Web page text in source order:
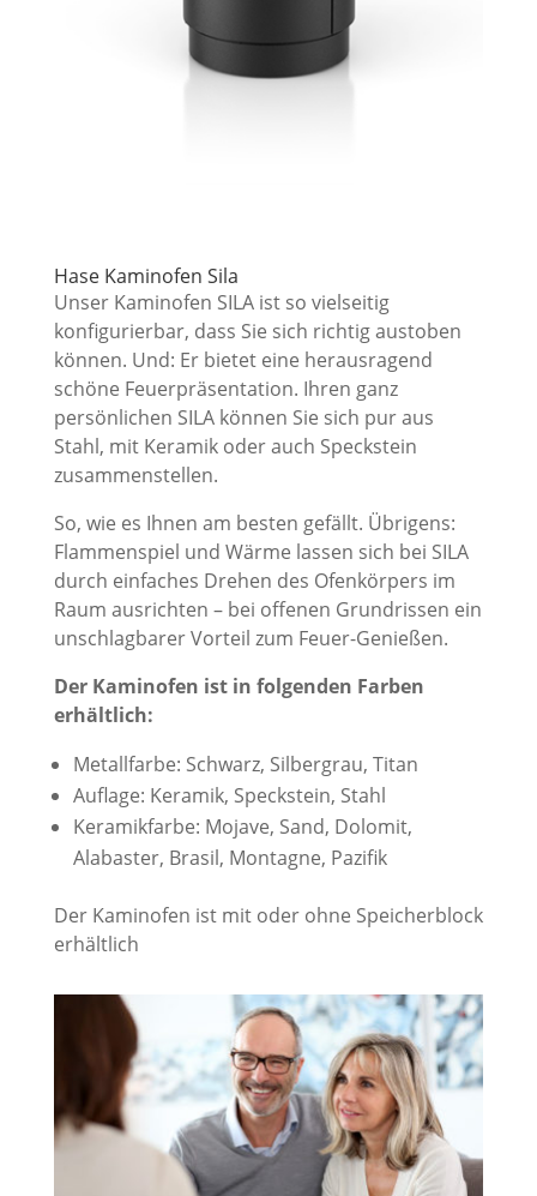
Hase Kaminofen Sila
Unser Kaminofen SILA ist so vielseitig
konfigurierbar, dass Sie sich richtig austoben
können. Und: Er bietet eine herausragend
schöne Feuerpräsentation. Ihren ganz
persönlichen SILA können Sie sich pur aus
Stahl, mit Keramik oder auch Speckstein
zusammenstellen.
So, wie es Ihnen am besten gefällt. Übrigens:
Flammenspiel und Wärme lassen sich bei SILA
durch einfaches Drehen des Ofenkörpers im
Raum ausrichten – bei offenen Grundrissen ein
unschlagbarer Vorteil zum Feuer-Genießen.
Der Kaminofen ist in folgenden Farben
erhältlich:
Metallfarbe: Schwarz, Silbergrau, Titan
Auflage: Keramik, Speckstein, Stahl
Keramikfarbe: Mojave, Sand, Dolomit,
Alabaster, Brasil, Montagne, Pazifik
Der Kaminofen ist mit oder ohne Speicherblock
erhältlich